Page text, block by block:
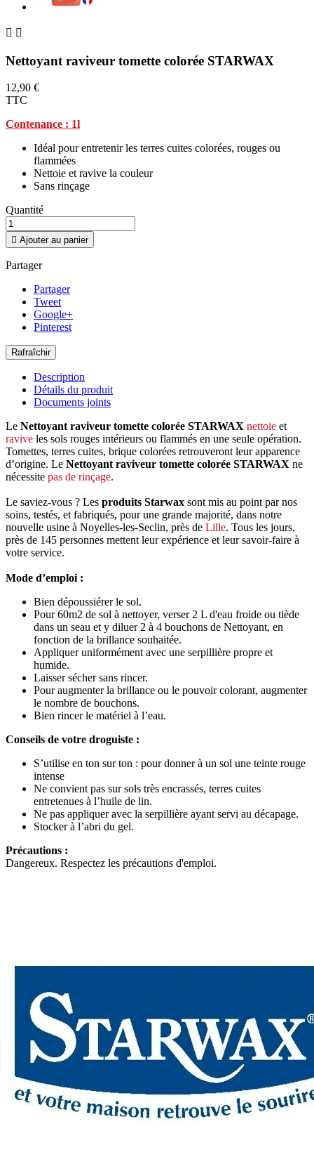
 
Nettoyant raviveur tomette colorée STARWAX
12,90 €
TTC
Contenance : 1l
Idéal pour entretenir les terres cuites colorées, rouges ou
flammées
Nettoie et ravive la couleur
Sans rinçage
Quantité
 Ajouter au panier
Partager
Partager
Tweet
Google+
Pinterest
Description
Détails du produit
Documents joints
Le Nettoyant raviveur tomette colorée STARWAX nettoie et
ravive les sols rouges intérieurs ou flammés en une seule opération.
Tomettes, terres cuites, brique colorées retrouveront leur apparence
d’origine. Le Nettoyant raviveur tomette colorée STARWAX ne
nécessite pas de rinçage.
Le saviez-vous ? Les produits Starwax sont mis au point par nos
soins, testés, et fabriqués, pour une grande majorité, dans notre
nouvelle usine à Noyelles-les-Seclin, près de Lille. Tous les jours,
près de 145 personnes mettent leur expérience et leur savoir-faire à
votre service.
Mode d’emploi :
Bien dépoussiérer le sol.
Pour 60m2 de sol à nettoyer, verser 2 L d'eau froide ou tiède
dans un seau et y diluer 2 à 4 bouchons de Nettoyant, en
fonction de la brillance souhaitée.
Appliquer uniformément avec une serpillière propre et
humide.
Laisser sécher sans rincer.
Pour augmenter la brillance ou le pouvoir colorant, augmenter
le nombre de bouchons.
Bien rincer le matériel à l’eau.
Conseils de votre droguiste :
S’utilise en ton sur ton : pour donner à un sol une teinte rouge
intense
Ne convient pas sur sols très encrassés, terres cuites
entretenues à l’huile de lin.
Ne pas appliquer avec la serpillière ayant servi au décapage.
Stocker à l’abri du gel.
Précautions :
Dangereux. Respectez les précautions d'emploi.